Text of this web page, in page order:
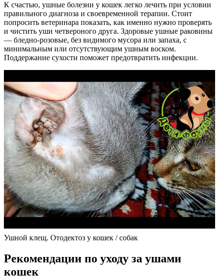
К счастью, ушные болезни у кошек легко лечить при условии
правильного диагноза и своевременной терапии. Стоит
попросить ветеринара показать, как именно нужно проверять
и чистить уши четвероного друга. Здоровые ушные раковины
— бледно-розовые, без видимого мусора или запаха, с
минимальным или отсутствующим ушным воском.
Поддержание сухости поможет предотвратить инфекции.
Ушной клещ. Отодектоз у кошек / собак
Рекомендации по уходу за ушами
кошек